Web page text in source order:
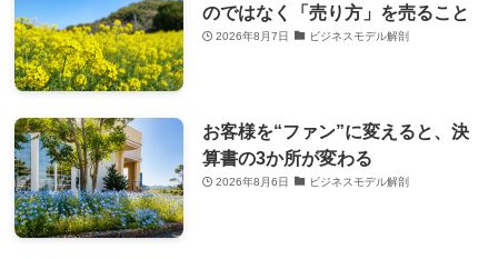
のではなく「売り方」を売ること
2026年8月7日 ビジネスモデル解剖
お客様を“ファン”に変えると、決
算書の3か所が変わる
2026年8月6日 ビジネスモデル解剖